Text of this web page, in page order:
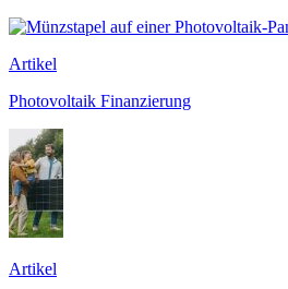
Artikel
Photovoltaik Finanzierung
Artikel